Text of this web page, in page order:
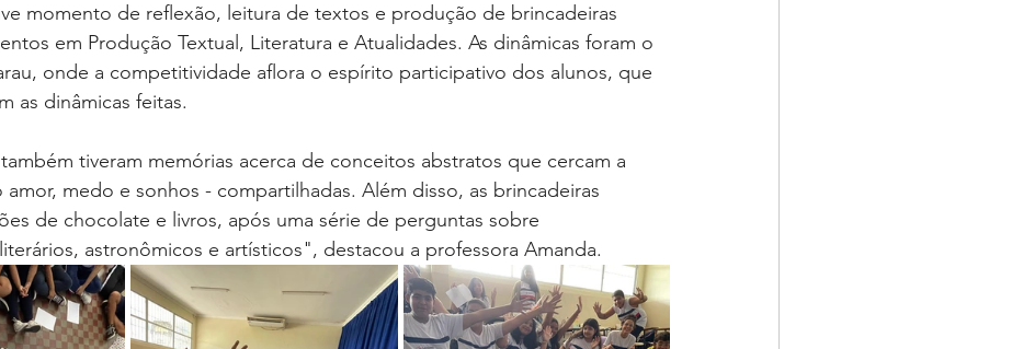
momento de reflexão, leitura de textos e produção de brincadeiras
em Produção Textual, Literatura e Atualidades. As dinâmicas foram o
onde a competitividade aflora o espírito participativo dos alunos, que
as dinâmicas feitas.
tiveram memórias acerca de conceitos abstratos que cercam a
amor, medo e sonhos - compartilhadas. Além disso, as brincadeiras
de chocolate e livros, após uma série de perguntas sobre
astronômicos e artísticos", destacou a professora Amanda.